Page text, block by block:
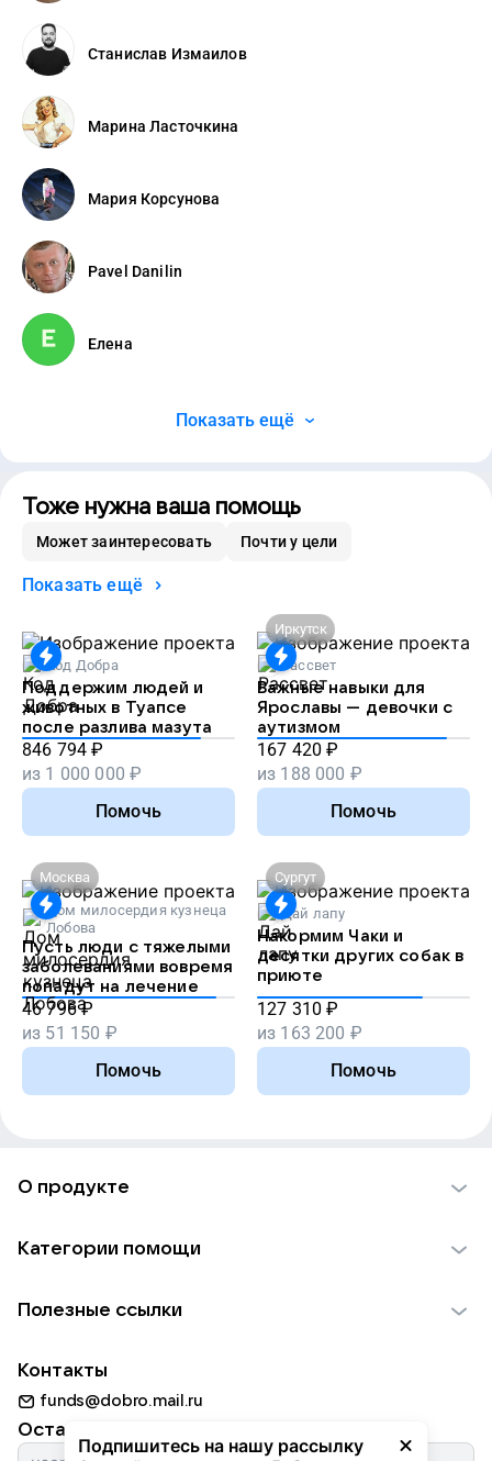
Станислав Измаилов
Марина Ласточкина
Мария Корсунова
Pavel Danilin
Елена
Показать ещё
Тоже нужна ваша помощь
Может заинтересовать Почти у цели
Показать ещё
Код Добра
Поддержим людей и
животных в Туапсе
после разлива мазута
846 794 ₽
из 1 000 000 ₽
Помочь
Иркутск
Рассвет
Важные навыки для
Ярославы — девочки с
аутизмом
167 420 ₽
из 188 000 ₽
Помочь
Москва
Дом милосердия кузнеца
Лобова
Пусть люди с тяжелыми
заболеваниями вовремя
попадут на лечение
46 796 ₽
из 51 150 ₽
Помочь
Сургут
Дай лапу
Накормим Чаки и
десятки других собак в
приюте
127 310 ₽
из 163 200 ₽
Помочь
Подпишитесь на нашу рассылку
О продукте
Использование материалов
Для НКО
Партнерам
Категории помощи
Пожилым
Животным
Природе
Полезные ссылки
Добрый день
Контакты
funds@dobro.mail.ru
Оставайтесь с нами